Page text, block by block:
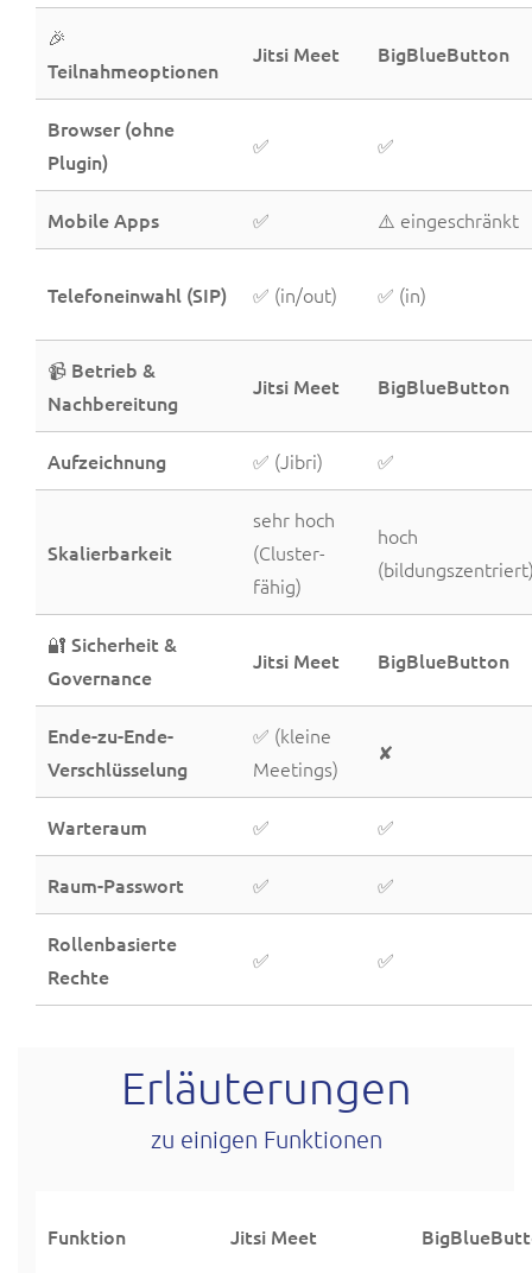
🎉
Teilnahmeoptionen
Jitsi Meet BigBlueButton
Browser (ohne
Plugin)
✅ ✅
Mobile Apps ✅ ⚠️ eingeschränkt
Telefoneinwahl (SIP) ✅ (in/out) ✅ (in)
📹 Betrieb &
Nachbereitung
Jitsi Meet BigBlueButton
Aufzeichnung ✅ (Jibri) ✅
Skalierbarkeit
sehr hoch
(Cluster-
fähig)
hoch
🔐 Sicherheit &
Governance
Jitsi Meet BigBlueButton
Ende-zu-Ende-
Verschlüsselung
✅ (kleine
Meetings)
✘
Warteraum ✅ ✅
Raum-Passwort ✅ ✅
Rollenbasierte
Rechte
✅ ✅
Erläuterungen
zu einigen Funktionen
Funktion Jitsi Meet